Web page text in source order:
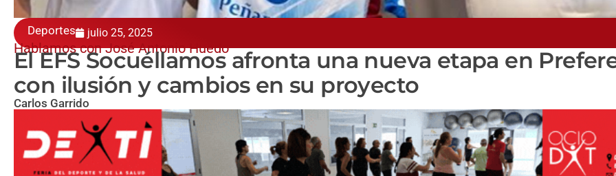
Deportes julio 25, 2025
Hablamos con José Antonio Huedo
El EFS Socuéllamos afronta una nueva etapa en
con ilusión y cambios en su proyecto
Carlos Garrido